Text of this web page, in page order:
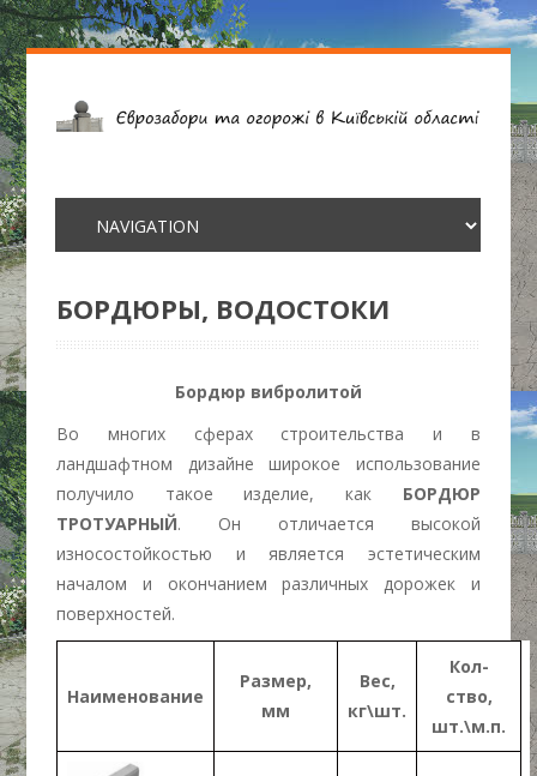
БОРДЮРЫ, ВОДОСТОКИ
Бордюр вибролитой
Во многих сферах строительства и в
ландшафтном дизайне широкое использование
получило такое изделие, как БОРДЮР
ТРОТУАРНЫЙ. Он отличается высокой
износостойкостью и является эстетическим
началом и окончанием различных дорожек и
поверхностей.
Наименование
Размер,
мм
Вес,
кг\шт.
Кол-
ство,
шт.\м.п.